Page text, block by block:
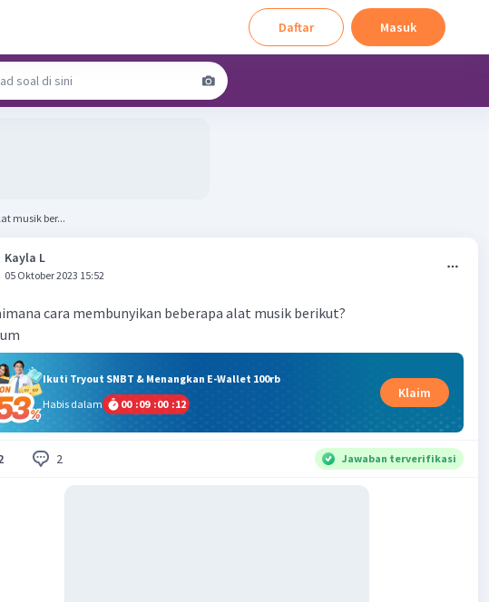
Daftar Masuk
musik ber...
Kayla L
05 Oktober 2023 15:52
cara membunyikan beberapa alat musik berikut?
Ikuti Tryout SNBT & Menangkan E-Wallet 100rb
Habis dalam
00 :09 :00 :12
Klaim
2 Jawaban terverifikasi